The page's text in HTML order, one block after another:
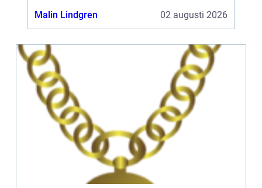
Malin Lindgren
02 augusti 2026